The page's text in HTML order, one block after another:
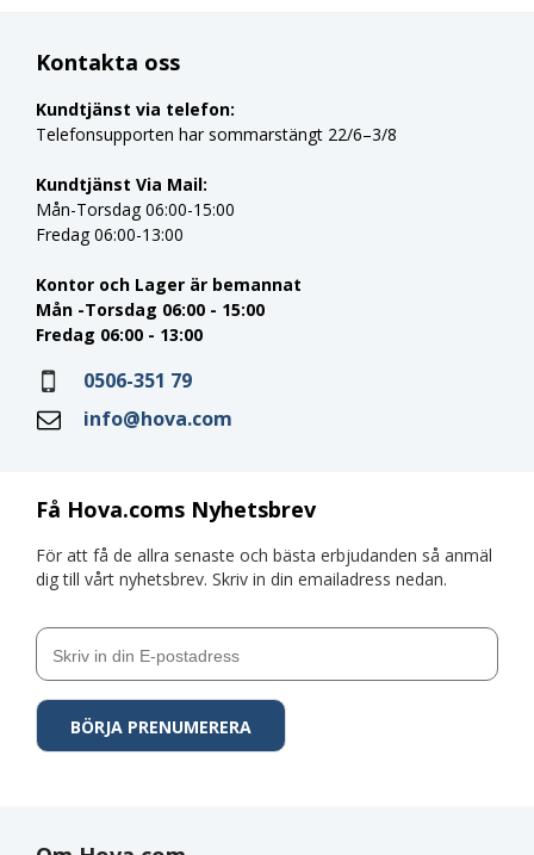
Få Hova.coms Nyhetsbrev
För att få de allra senaste och bästa erbjudanden så anmäl
dig till vårt nyhetsbrev. Skriv in din emailadress nedan.
Kontakta oss
Kundtjänst via telefon:
Telefonsupporten har sommarstängt 22/6–3/8
Kundtjänst Via Mail:
Mån-Torsdag 06:00-15:00
Fredag 06:00-13:00
Kontor och Lager är bemannat
Mån -Torsdag 06:00 - 15:00
Fredag 06:00 - 13:00
0506-351 79
info@hova.com